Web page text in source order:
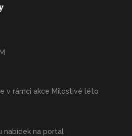
v rámci akce Milostivé léto
nabídek na portál